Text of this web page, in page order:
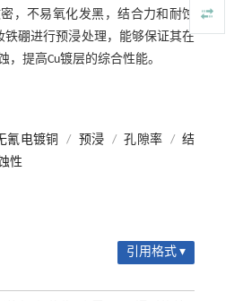
，不易氧化发黑，结合力和耐蚀
铁硼进行预浸处理，能够保证其在
提高Cu镀层的综合性能。
氰电镀铜 / 预浸 / 孔隙率 / 结
性
引用格式 ▾